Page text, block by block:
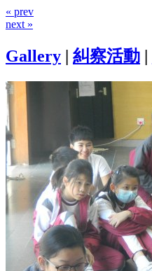
« prev
next »
Gallery | 糾察活動 |